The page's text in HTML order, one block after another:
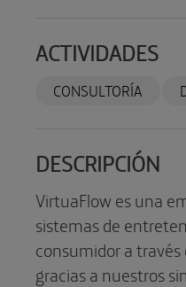
ACTIVIDADES
CONSULTORÍA
DESCRIPCIÓN
VirtuaFlow es una
sistemas de
consumidor a
gracias a nuestros